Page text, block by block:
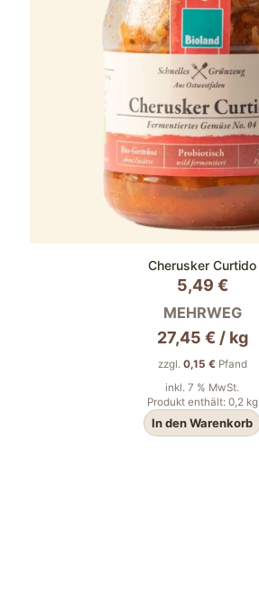
Cherusker Curtido
5,49 €
MEHRWEG
27,45 € / kg
zzgl. 0,15 €Pfand
inkl. 7 % MwSt.
Produkt enthält: 0,2 kg
In den Warenkorb